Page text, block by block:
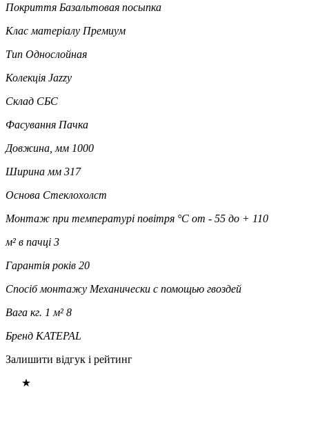
Покриття Базальтовая посыпка
Клас матеріалу Премиум
Тип Однослойная
Колекція Jazzy
Склад СБС
Фасування Пачка
Довжина, мм 1000
Ширина мм 317
Основа Стеклохолст
Монтаж при температурі повітря °C от - 55 до + 110
м² в пачці 3
Гарантія років 20
Спосіб монтажу Механически с помощью гвоздей
Вага кг. 1 м² 8
Бренд KATEPAL
Залишити відгук і рейтинг